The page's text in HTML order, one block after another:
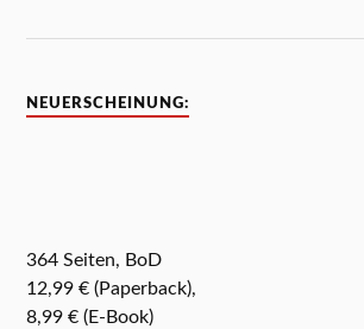
NEUERSCHEINUNG:
364 Seiten, BoD
12,99 € (Paperback),
8,99 € (E-Book)